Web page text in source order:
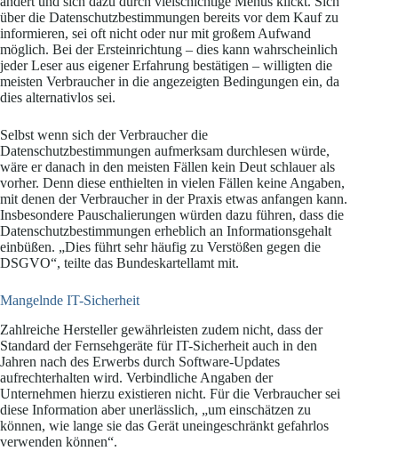
über die Datenschutzbestimmungen bereits vor dem Kauf zu
informieren, sei oft nicht oder nur mit großem Aufwand
möglich. Bei der Ersteinrichtung – dies kann wahrscheinlich
jeder Leser aus eigener Erfahrung bestätigen – willigten die
meisten Verbraucher in die angezeigten Bedingungen ein, da
dies alternativlos sei.
Selbst wenn sich der Verbraucher die
Datenschutzbestimmungen aufmerksam durchlesen würde,
wäre er danach in den meisten Fällen kein Deut schlauer als
vorher. Denn diese enthielten in vielen Fällen keine Angaben,
mit denen der Verbraucher in der Praxis etwas anfangen kann.
Insbesondere Pauschalierungen würden dazu führen, dass die
Datenschutzbestimmungen erheblich an Informationsgehalt
einbüßen. „Dies führt sehr häufig zu Verstößen gegen die
DSGVO“, teilte das Bundeskartellamt mit.
Mangelnde IT-Sicherheit
Zahlreiche Hersteller gewährleisten zudem nicht, dass der
Standard der Fernsehgeräte für IT-Sicherheit auch in den
Jahren nach des Erwerbs durch Software-Updates
aufrechterhalten wird. Verbindliche Angaben der
Unternehmen hierzu existieren nicht. Für die Verbraucher sei
diese Information aber unerlässlich, „um einschätzen zu
können, wie lange sie das Gerät uneingeschränkt gefahrlos
verwenden können“.